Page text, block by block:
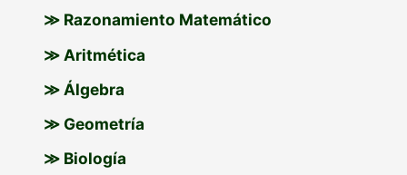
≫ Razonamiento Matemático
≫ Aritmética
≫ Álgebra
≫ Geometría
≫ Biología